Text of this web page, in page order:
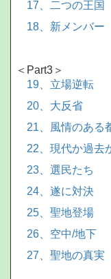
17、二つの王国
18、新メンバー
＜Part3＞
19、立場逆転
20、大反省
21、風情のある
22、現代か過去
23、選民たち
24、遂に対決
25、聖地登場
26、空中/地下
27、聖地の真実